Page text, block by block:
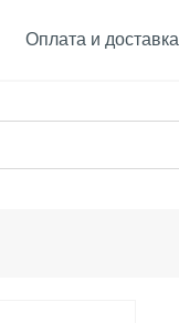
Оплата и доставка